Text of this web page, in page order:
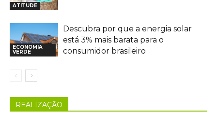
ATITUDE
ECONOMIA
VERDE
Descubra por que a energia solar
está 3% mais barata para o
consumidor brasileiro
REALIZAÇÃO